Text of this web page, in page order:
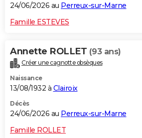
24/06/2026 au Perreux-sur-Marne
Famille ESTEVES
Annette ROLLET (93 ans)
Créer une cagnotte obsèques
Naissance
13/08/1932 à Clairoix
Décès
24/06/2026 au Perreux-sur-Marne
Famille ROLLET